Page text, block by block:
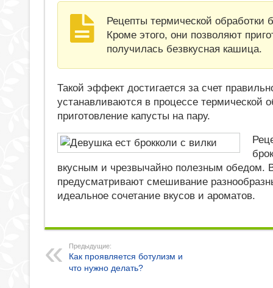
Рецепты термической обработки
Кроме этого, они позволяют
получилась безвкусная кашица.
Такой эффект достигается за счет
устанавливаются в процессе термической
приготовление капусты на пару.
вкусным и чрезвычайно полезным обедом.
предусматривают смешивание
идеальное сочетание вкусов и ароматов.
Предыдущие:
Как проявляется ботулизм и
что нужно делать?